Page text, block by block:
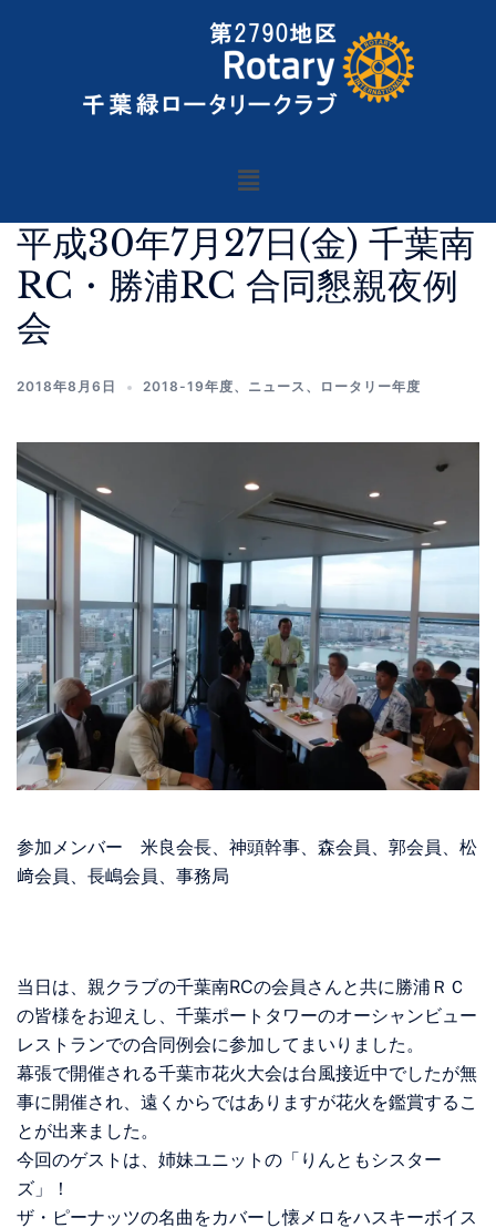
平成30年7月27日(金) 千葉南
RC・勝浦RC 合同懇親夜例
会
2018年8月6日 2018-19年度、 ニュース 、 ロータリー年度
参加メンバー 米良会長、神頭幹事、森会員、郭会員、松
﨑会員、長嶋会員、事務局
当日は、親クラブの千葉南RCの会員さんと共に勝浦ＲＣ
の皆様をお迎えし、千葉ポートタワーのオーシャンビュー
レストランでの合同例会に参加してまいりました。
幕張で開催される千葉市花火大会は台風接近中でしたが無
事に開催され、遠くからではありますが花火を鑑賞するこ
とが出来ました。
今回のゲストは、姉妹ユニットの「りんともシスター
ズ」！
ザ・ピーナッツの名曲をカバーし懐メロをハスキーボイス